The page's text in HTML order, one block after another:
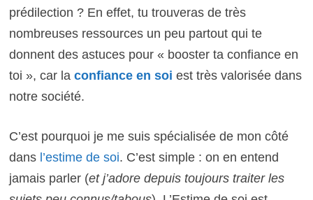
prédilection ? En effet, tu trouveras de très
nombreuses ressources un peu partout qui te
donnent des astuces pour « booster ta confiance en
toi », car la confiance en soi est très valorisée dans
notre société.
C’est pourquoi je me suis spécialisée de mon côté
dans l’estime de soi. C’est simple : on en entend
jamais parler (et j’adore depuis toujours traiter les